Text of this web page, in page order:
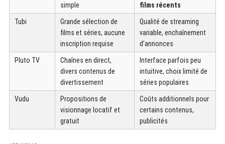
simple
films récents
Tubi
Grande sélection de
films et séries, aucune
inscription requise
Qualité de streaming
variable, enchaînement
d’annonces
Pluto TV
Chaînes en direct,
divers contenus de
divertissement
Interface parfois peu
intuitive, choix limité de
séries populaires
Vudu
Propositions de
visionnage locatif et
gratuit
Coûts additionnels pour
certains contenus,
publicités